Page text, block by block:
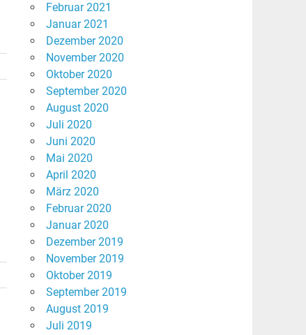
Februar 2021
Januar 2021
Dezember 2020
November 2020
Oktober 2020
September 2020
August 2020
Juli 2020
Juni 2020
Mai 2020
April 2020
März 2020
Februar 2020
Januar 2020
Dezember 2019
November 2019
Oktober 2019
September 2019
August 2019
Juli 2019